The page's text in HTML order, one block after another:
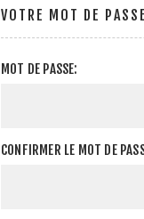
VOTRE MOT DE PASSE
MOT DE PASSE:
CONFIRMER LE MOT DE